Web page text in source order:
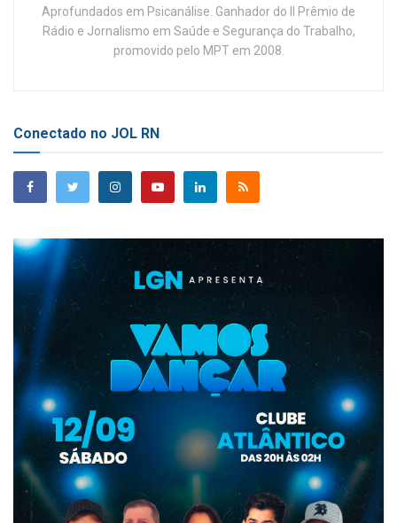
Aprofundados em Psicanálise. Ganhador do II Prêmio de
Rádio e Jornalismo em Saúde e Segurança do Trabalho,
promovido pelo MPT em 2008.
Conectado no JOL RN